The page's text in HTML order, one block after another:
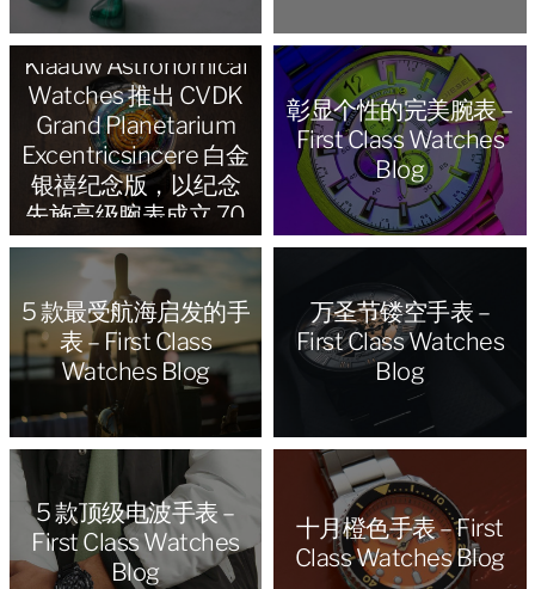
Christiaan van der
Klaauw Astronomical
Watches 推出 CVDK
Grand Planetarium
Excentricsincere 白金
银禧纪念版，以纪念
先施高级腕表成立 70
周年
彰显个性的完美腕表 –
First Class Watches
Blog
5 款最受航海启发的手
表 – First Class
Watches Blog
万圣节镂空手表 –
First Class Watches
Blog
5 款顶级电波手表 –
First Class Watches
Blog
十月橙色手表 – First
Class Watches Blog